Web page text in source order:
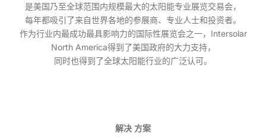
是美国乃至全球范围内规模最大的太阳能专业展览交易会，
每年都吸引了来自世界各地的参展商、专业人士和投资者。
作为行业内最成功最具影响力的国际性展览会之一，Intersolar
North America得到了美国政府的大力支持，
同时也得到了全球太阳能行业的广泛认可。
解决 方案